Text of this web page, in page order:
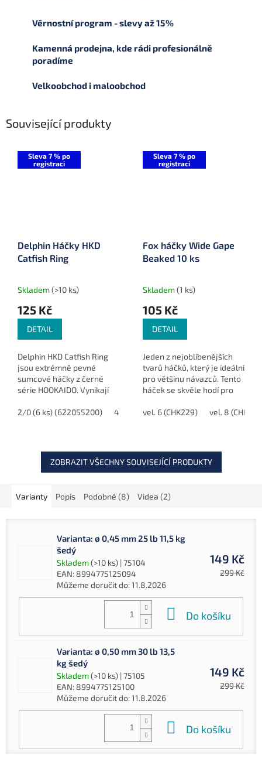
Věrnostní program - slevy až 15%
Kamenná prodejna, kde rádi profesionálně
poradíme
Velkoobchod i maloobchod
Související produkty
Sleva 7 % po
registraci
Delphin Háčky HKD
Catfish Ring
Skladem(>10 ks)
125 Kč
DETAIL
Delphin HKD Catfish Ring
jsou extrémně pevné
sumcové háčky z černé
série HOOKAIDO. Vynikají
výbornou ostrostí a
2/0 (6 ks) (622055200) 4/0 (4 ks) (622055400)
Sleva 7 % po
registraci
Fox háčky Wide Gape
Beaked 10 ks
Skladem(1 ks)
105 Kč
DETAIL
Jeden z nejoblíbenějších
tvarů háčků, který je ideální
pro většinu návazců. Tento
háček se skvěle hodí pro
klasických boilies. Jeho
vel. 6 (CHK229) vel. 8
ZOBRAZIT VŠECHNY SOUVISEJÍCÍ PRODUKTY
Varianty Popis Podobné (8) Videa (2)
Varianta: ø 0,45 mm 25 lb 11,5 kg
šedý
Skladem(>10 ks) | 75104
EAN: 8994775125094
Můžeme doručit do:11.8.2026
149 Kč
299 Kč
Do košíku
Varianta: ø 0,50 mm 30 lb 13,5
kg šedý
Skladem(>10 ks) | 75105
EAN: 8994775125100
Můžeme doručit do:11.8.2026
149 Kč
299 Kč
Do košíku